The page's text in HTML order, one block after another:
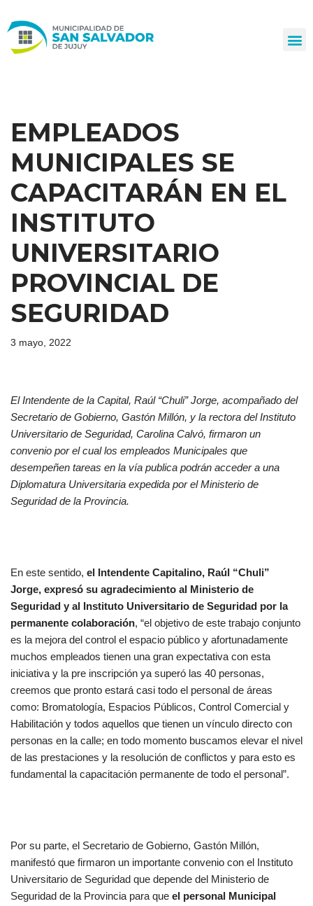
al
EMPLEADOS
MUNICIPALES SE
CAPACITARÁN EN EL
INSTITUTO
UNIVERSITARIO
PROVINCIAL DE
SEGURIDAD
3 mayo, 2022
El Intendente de la Capital, Raúl “Chuli” Jorge, acompañado del
Secretario de Gobierno, Gastón Millón, y la rectora del Instituto
Universitario de Seguridad, Carolina Calvó, firmaron un
convenio por el cual los empleados Municipales que
desempeñen tareas en la vía publica podrán acceder a una
Diplomatura Universitaria expedida por el Ministerio de
Seguridad de la Provincia.
En este sentido, el Intendente Capitalino, Raúl “Chuli”
Jorge, expresó su agradecimiento al Ministerio de
Seguridad y al Instituto Universitario de Seguridad por la
permanente colaboración, “el objetivo de este trabajo conjunto
es la mejora del control el espacio público y afortunadamente
muchos empleados tienen una gran expectativa con esta
iniciativa y la pre inscripción ya superó las 40 personas,
creemos que pronto estará casi todo el personal de áreas
como: Bromatología, Espacios Públicos, Control Comercial y
Habilitación y todos aquellos que tienen un vínculo directo con
personas en la calle; en todo momento buscamos elevar el nivel
de las prestaciones y la resolución de conflictos y para esto es
fundamental la capacitación permanente de todo el personal”.
Por su parte, el Secretario de Gobierno, Gastón Millón,
manifestó que firmaron un importante convenio con el Instituto
Universitario de Seguridad que depende del Ministerio de
Seguridad de la Provincia para que el personal Municipal